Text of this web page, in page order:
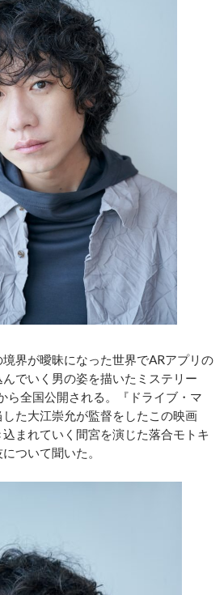
界が曖昧になった世界でARアプリの
でいく男の姿を描いたミステリー
ら全国公開される。『ドライブ・マ
た大江崇允が監督をしたこの映画
まれていく間宮を演じた落合モトキ
ついて聞いた。